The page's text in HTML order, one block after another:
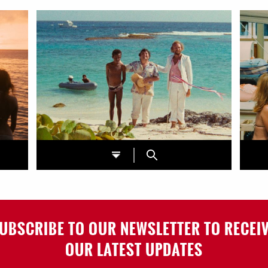
TO OUR NEWSLETTER TO
OUR LATEST UPDATES